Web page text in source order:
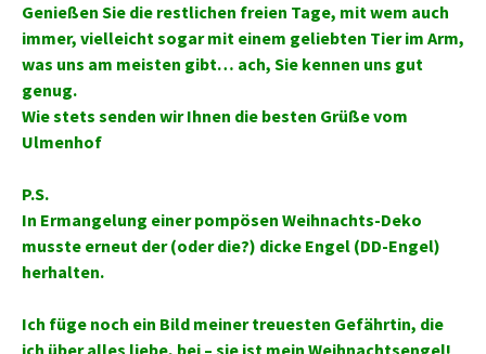
Genießen Sie die restlichen freien Tage, mit wem auch
immer, vielleicht sogar mit einem geliebten Tier im Arm,
was uns am meisten gibt… ach, Sie kennen uns gut
genug.
Wie stets senden wir Ihnen die besten Grüße vom
Ulmenhof
P.S.
In Ermangelung einer pompösen Weihnachts-Deko
musste erneut der (oder die?) dicke Engel (DD-Engel)
herhalten.
Ich füge noch ein Bild meiner treuesten Gefährtin, die
ich über alles liebe, bei – sie ist mein Weihnachtsengel!